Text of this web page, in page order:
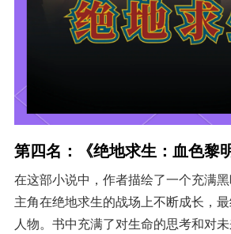
第四名：《绝地求生：血色黎
在这部小说中，作者描绘了一个充满黑
主角在绝地求生的战场上不断成长，
人物。书中充满了对生命的思考和对未